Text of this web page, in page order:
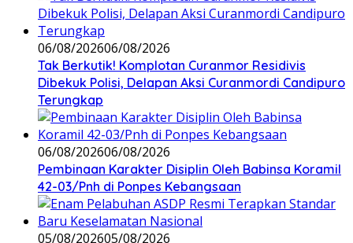
06/08/202606/08/2026
Tak Berkutik! Komplotan Curanmor Residivis
Dibekuk Polisi, Delapan Aksi Curanmordi Candipuro
Terungkap
06/08/202606/08/2026
Pembinaan Karakter Disiplin Oleh Babinsa Koramil
42-03/Pnh di Ponpes Kebangsaan
05/08/202605/08/2026